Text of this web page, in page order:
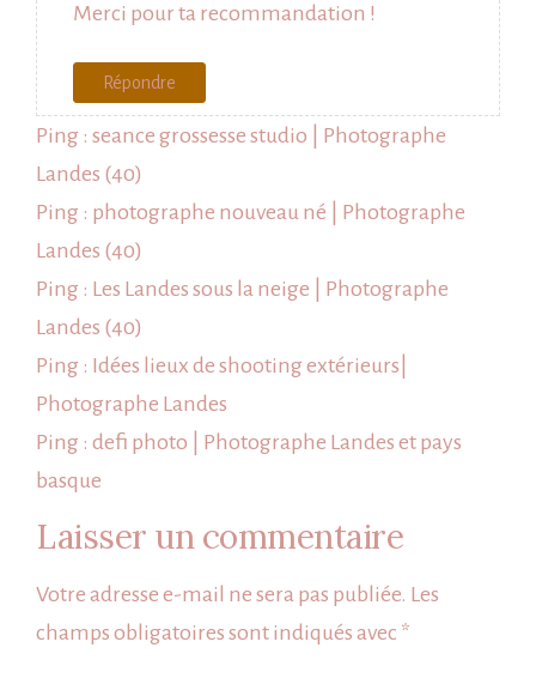
Merci pour ta recommandation !
Répondre
Ping : seance grossesse studio | Photographe
Landes (40)
Ping : photographe nouveau né | Photographe
Landes (40)
Ping : Les Landes sous la neige | Photographe
Landes (40)
Ping : Idées lieux de shooting extérieurs|
Photographe Landes
Ping : defi photo | Photographe Landes et pays
basque
Laisser un commentaire
Votre adresse e-mail ne sera pas publiée. Les
champs obligatoires sont indiqués avec *